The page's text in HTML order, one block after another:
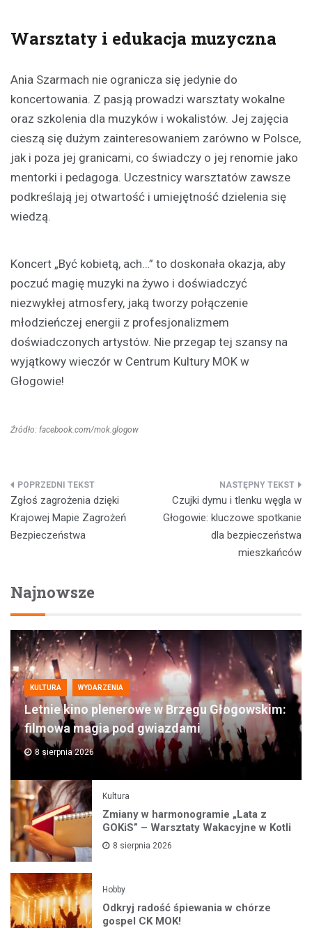
Warsztaty i edukacja muzyczna
Ania Szarmach nie ogranicza się jedynie do
koncertowania. Z pasją prowadzi warsztaty wokalne
oraz szkolenia dla muzyków i wokalistów. Jej zajęcia
cieszą się dużym zainteresowaniem zarówno w Polsce,
jak i poza jej granicami, co świadczy o jej renomie jako
mentorki i pedagoga. Uczestnicy warsztatów zawsze
podkreślają jej otwartość i umiejętność dzielenia się
wiedzą.
Koncert „Być kobietą, ach…” to doskonała okazja, aby
poczuć magię muzyki na żywo i doświadczyć
niezwykłej atmosfery, jaką tworzy połączenie
młodzieńczej energii z profesjonalizmem
doświadczonych artystów. Nie przegap tej szansy na
wyjątkowy wieczór w Centrum Kultury MOK w
Głogowie!
Źródło: facebook.com/mok.glogow
Nawigacja
wpisu
Zgłoś zagrożenia dzięki
Krajowej Mapie Zagrożeń
Bezpieczeństwa
Czujki dymu i tlenku węgla w
Głogowie: kluczowe spotkanie
dla bezpieczeństwa
mieszkańców
Najnowsze
KULTURA WYDARZENIA
Letnie kino plenerowe w Brzegu Głogowskim:
filmowa magia pod gwiazdami
8 sierpnia 2026
Kultura
Zmiany w harmonogramie „Lata z
GOKiS” – Warsztaty Wakacyjne w Kotli
8 sierpnia 2026
Hobby
Odkryj radość śpiewania w chórze
gospel CK MOK!